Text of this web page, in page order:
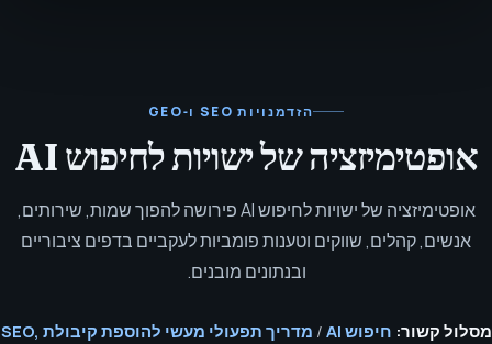
הזדמנויות SEO ו‑GEO
אופטימיזציה של ישויות לחיפוש AI
אופטימיזציה של ישויות לחיפוש AI פירושה להפוך שמות, שירותים,
אנשים, קהלים, שווקים וטענות פומביות לעקביים בדפים ציבוריים
ובנתונים מובנים.
מסלול קשור: חיפוש AI /
מדריך תפעולי מעשי להוספת קיבולת SEO,